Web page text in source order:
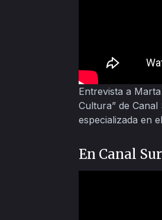
Entrevista a
Cultura” de
especializada en
En Canal